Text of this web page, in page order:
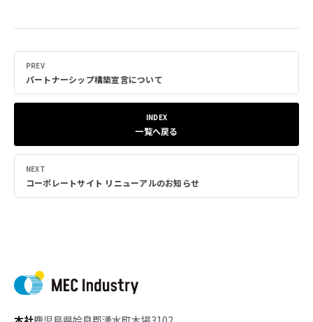
PREV
パートナーシップ構築宣言について
INDEX
一覧へ戻る
NEXT
コーポレートサイト リニューアルのお知らせ